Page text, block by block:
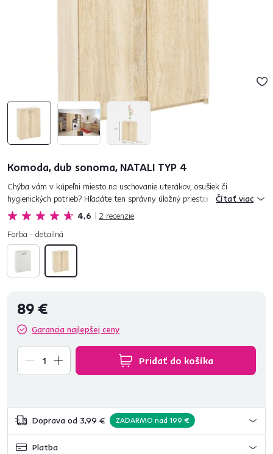
Komoda, dub sonoma, NATALI TYP 4
4,6 2 recenzie
Chýba vám v kúpeľni miesto na uschovanie uterákov, osušiek či
hygienických potrieb? Hľadáte ten správny úložný priestor? Komoda
NATALI TYP 4 je ideálnym riešením pre odkladanie akýchkoľvek
predmetov...
Čítať viac
Farba - detailná
89 €
Garancia najlepšej ceny
Pridať do košíka
Doprava od 3,99 € ZADARMO nad 199 €
Platba